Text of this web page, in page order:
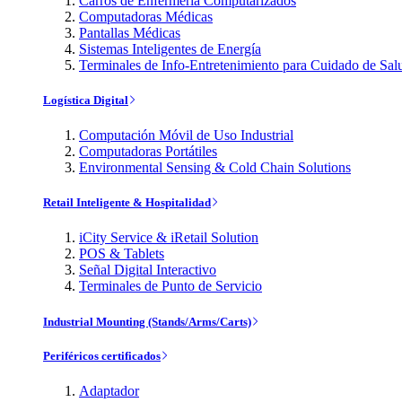
Computadoras Médicas
Pantallas Médicas
Sistemas Inteligentes de Energía
Terminales de Info-Entretenimiento para Cuidado de
Logística Digital
Computación Móvil de Uso Industrial
Computadoras Portátiles
Environmental Sensing & Cold Chain Solutions
Retail Inteligente & Hospitalidad
iCity Service & iRetail Solution
POS & Tablets
Señal Digital Interactivo
Terminales de Punto de Servicio
Industrial Mounting (Stands/Arms/Carts)
Periféricos certificados
Adaptador